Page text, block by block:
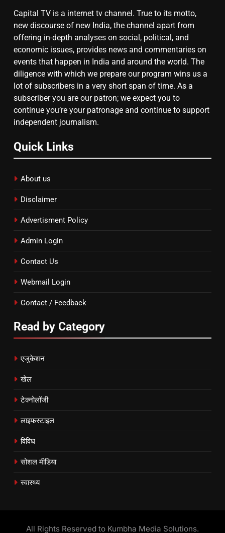
Capital TV is a internet tv channel. True to its motto,
new discourse of new India, the channel apart from
offering in-depth analyses on social, political, and
economic issues, provides news and commentaries on
events that happen in India and around the world. The
diligence with which we prepare our program wins us a
lot of subscribers in a very short span of time. As a
subscriber you are our patron; we expect you to
continue you’re your patronage and continue to support
independent journalism.
Quick Links
About us
Disclaimer
Advertisment Policy
Admin Login
Contact Us
Webmail Login
Contact / Feedback
Read by Category
एजुकेशन
खेल
टेक्नोलॉजी
लाइफस्टाइल
विविध
सोशल मीडिया
स्वास्थ्य
All Rights Reserved to Kumbha Media Solutions.